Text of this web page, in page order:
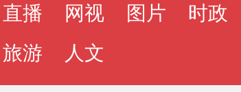
直播 网视 图片 时政
旅游 人文